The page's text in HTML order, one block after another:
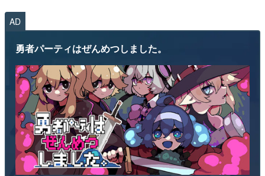
AD
勇者パーティはぜんめつしました。